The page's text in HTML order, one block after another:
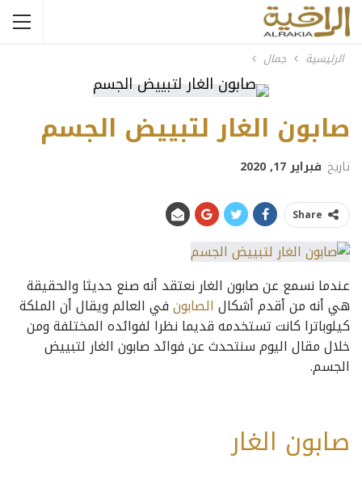
الرئيسية جمال
صابون الغار لتبييض الجسم
تاريخ فبراير 17, 2020
Share
عندما نسمع عن صابون الغار نعتقد أنه صنع حديثا والحقيقة
هي أنه من أقدم أشكال الصابونفي العالم ويقال أن الملكة
كيلوباترا كانت تستخدمه قديما نظرا لفوائده المختلفة ومن
خلال مقال اليوم سنتحدث عن فوائد صابون الغار لتبييض
الجسم.
صابون الغار